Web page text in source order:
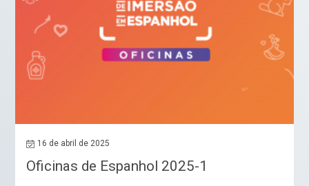
16 de abril de 2025
Oficinas de Espanhol 2025-1